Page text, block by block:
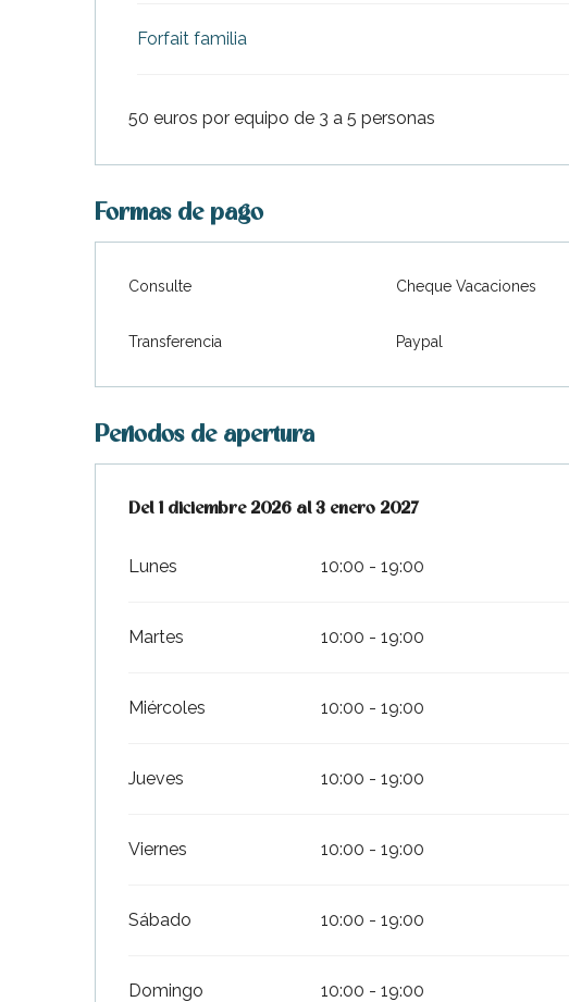
Forfait familia
50 euros por equipo de 3 a 5 personas
Formas de pago
Consulte Cheque Vacaciones
Transferencia Paypal
Periodos de apertura
Del1 diciembre 2026 al3 enero 2027
Del1 diciembre 2026 al3 enero 2027
Lunes 10:00 - 19:00
Martes 10:00 - 19:00
Miércoles 10:00 - 19:00
Jueves 10:00 - 19:00
Viernes 10:00 - 19:00
Sábado 10:00 - 19:00
Domingo 10:00 - 19:00